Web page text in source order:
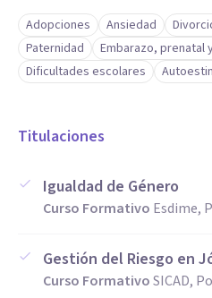
Adopciones Ansiedad
Paternidad
Embarazo, prenatal
Dificultades escolares
Titulaciones
Igualdad de Género
Curso Formativo Esdime,
Gestión del Riesgo en
Curso FormativoSICAD,